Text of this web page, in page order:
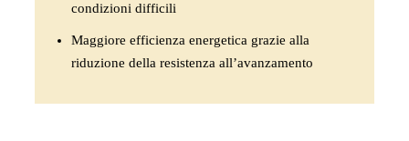
condizioni difficili
Maggiore efficienza energetica grazie alla
riduzione della resistenza all’avanzamento